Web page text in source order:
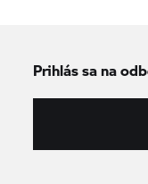
Prihlás sa na